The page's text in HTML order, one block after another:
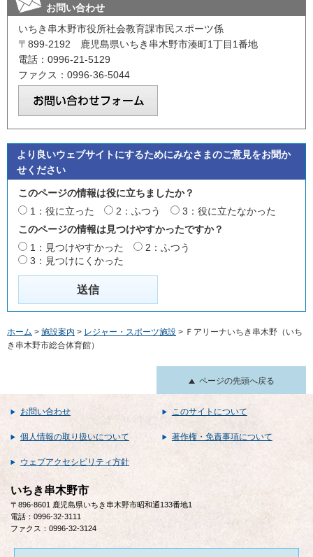
お問い合わせ
いちき串木野市役所社会教育課市民スポーツ係
〒899-2192 鹿児島県いちき串木野市湊町1丁目1番地
電話：0996-21-5129
ファクス：0996-36-5044
より良いウェブサイトにするためにみなさまのご意見をお聞か
せください
このページの情報は役に立ちましたか？
1：役に立った
2：ふつう
3：役に立たなかった
このページの情報は見つけやすかったですか？
1：見つけやすかった
2：ふつう
3：見つけにくかった
ホーム > 施設案内 > レジャー・スポーツ施設 > Ｆアリーナいちき串木野（いち
き串木野市総合体育館）
ページの先頭へ戻る
お問い合わせ このサイトについて
個人情報の取り扱いについて 著作権・免責事項について
ウェブアクセシビリティ方針
いちき串木野市
〒896-8601 鹿児島県いちき串木野市昭和通133番地1
電話：0996-32-3111
ファクス：0996-32-3124